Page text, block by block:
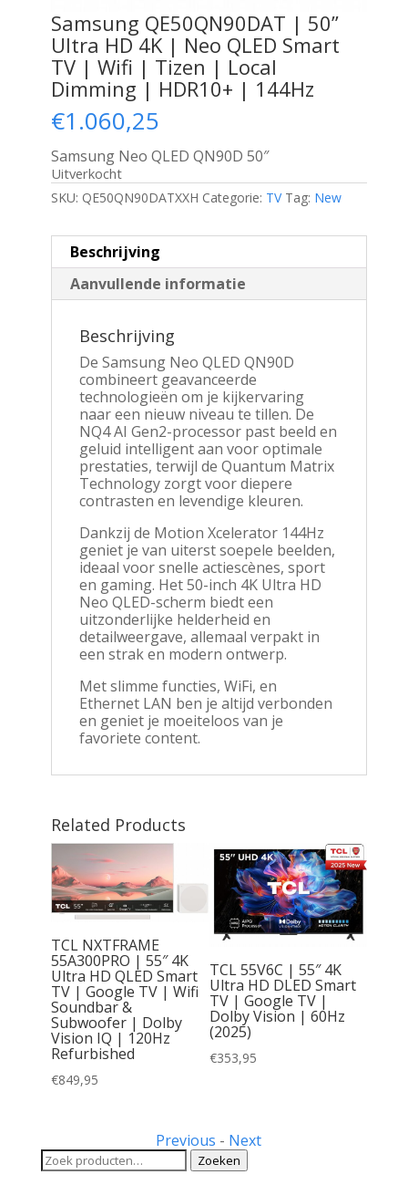
Samsung QE50QN90DAT | 50”
Ultra HD 4K | Neo QLED Smart
TV | Wifi | Tizen | Local
Dimming | HDR10+ | 144Hz
€1.060,25
Samsung Neo QLED QN90D 50″
Uitverkocht
SKU: QE50QN90DATXXH Categorie: TV Tag: New
Beschrijving
Aanvullende informatie
Beschrijving
De Samsung Neo QLED QN90D
combineert geavanceerde
technologieën om je kijkervaring
naar een nieuw niveau te tillen. De
NQ4 AI Gen2-processor past beeld en
geluid intelligent aan voor optimale
prestaties, terwijl de Quantum Matrix
Technology zorgt voor diepere
contrasten en levendige kleuren.
Dankzij de Motion Xcelerator 144Hz
geniet je van uiterst soepele beelden,
ideaal voor snelle actiescènes, sport
en gaming. Het 50-inch 4K Ultra HD
Neo QLED-scherm biedt een
uitzonderlijke helderheid en
detailweergave, allemaal verpakt in
een strak en modern ontwerp.
Met slimme functies, WiFi, en
Ethernet LAN ben je altijd verbonden
en geniet je moeiteloos van je
favoriete content.
Related Products
TCL NXTFRAME
55A300PRO | 55″ 4K
Ultra HD QLED Smart
TV | Google TV | Wifi
Soundbar &
Subwoofer | Dolby
Vision IQ | 120Hz
Refurbished
€849,95
TCL 55V6C | 55″ 4K
Ultra HD DLED Smart
TV | Google TV |
Dolby Vision | 60Hz
(2025)
€353,95
Previous - Next
Zoeken
naar:
Zoeken